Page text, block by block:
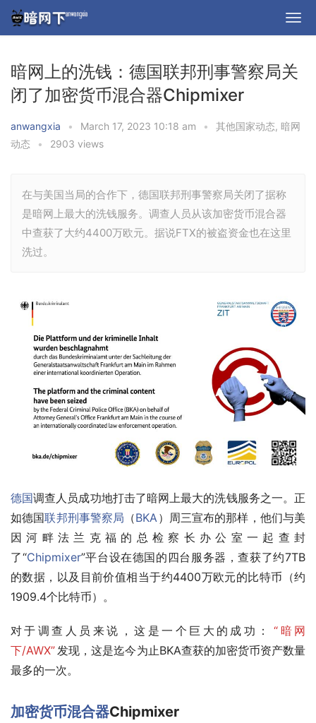
暗网上的洗钱：德国联邦刑事警察局关
闭了加密货币混合器Chipmixer
anwangxia • March 17, 2023 10:18 am • 其他国家动态, 暗网
动态
• 2903 views
在与美国当局的合作下，德国联邦刑事警察局关闭了据称
是暗网上最大的洗钱服务。调查人员从该加密货币混合器
中查获了大约4400万欧元。据说FTX的被盗资金也在这里
洗过。
德国调查人员成功地打击了暗网上最大的洗钱服务之一。正
如德国联邦刑事警察局 （BKA）周三宣布的那样，他们与美
因河畔法兰克福的总检察长办公室一起查封
了“Chipmixer”平台设在德国的四台服务器，查获了约7TB
的数据，以及目前价值相当于约4400万欧元的比特币（约
1909.4个比特币）。
对于调查人员来说，这是一个巨大的成功：
“暗网
下/AWX”发现，这是迄今为止BKA查获的加密货币资产数量
最多的一次。
加密货币混合器Chipmixer